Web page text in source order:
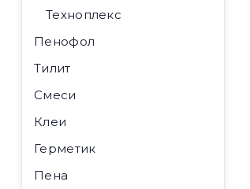
Техноплекс
Пенофол
Тилит
Смеси
Клеи
Герметик
Пена